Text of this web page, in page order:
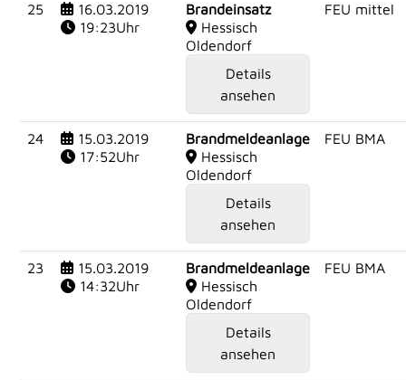
25
16.03.2019
19:23Uhr
Brandeinsatz
Hessisch
Oldendorf
Details
ansehen
FEU mittel
24
15.03.2019
17:52Uhr
Brandmeldeanlage
Hessisch
Oldendorf
Details
ansehen
FEU BMA
23
15.03.2019
14:32Uhr
Brandmeldeanlage
Hessisch
Oldendorf
Details
ansehen
FEU BMA